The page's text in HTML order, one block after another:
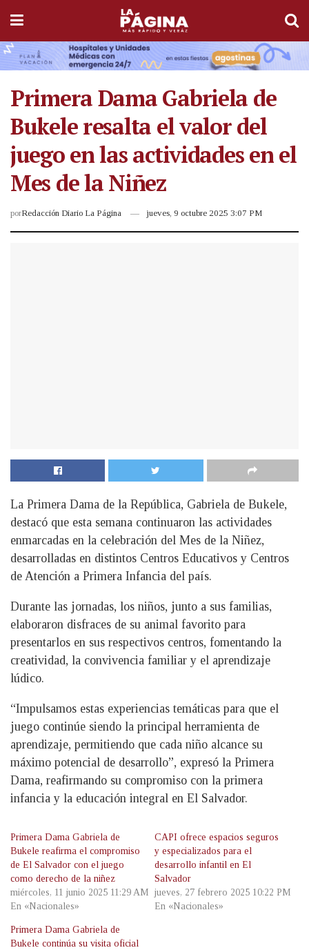
Primera Dama Gabriela de
Bukele resalta el valor del
juego en las actividades en el
Mes de la Niñez
porRedacción Diario La Página jueves, 9 octubre 2025 3:07 PM
La Primera Dama de la República, Gabriela de Bukele,
destacó que esta semana continuaron las actividades
enmarcadas en la celebración del Mes de la Niñez,
desarrolladas en distintos Centros Educativos y Centros
de Atención a Primera Infancia del país.
Durante las jornadas, los niños, junto a sus familias,
elaboraron disfraces de su animal favorito para
presentarlos en sus respectivos centros, fomentando la
creatividad, la convivencia familiar y el aprendizaje
lúdico.
“Impulsamos estas experiencias temáticas para que el
juego continúe siendo la principal herramienta de
aprendizaje, permitiendo que cada niño alcance su
máximo potencial de desarrollo”, expresó la Primera
Dama, reafirmando su compromiso con la primera
infancia y la educación integral en El Salvador.
Primera Dama Gabriela de
Bukele reafirma el compromiso
de El Salvador con el juego
como derecho de la niñez
miércoles, 11 junio 2025 11:29 AM
En «Nacionales»
CAPI ofrece espacios seguros
y especializados para el
desarrollo infantil en El
Salvador
jueves, 27 febrero 2025 10:22 PM
En «Nacionales»
Primera Dama Gabriela de
Bukele continúa su visita oficial